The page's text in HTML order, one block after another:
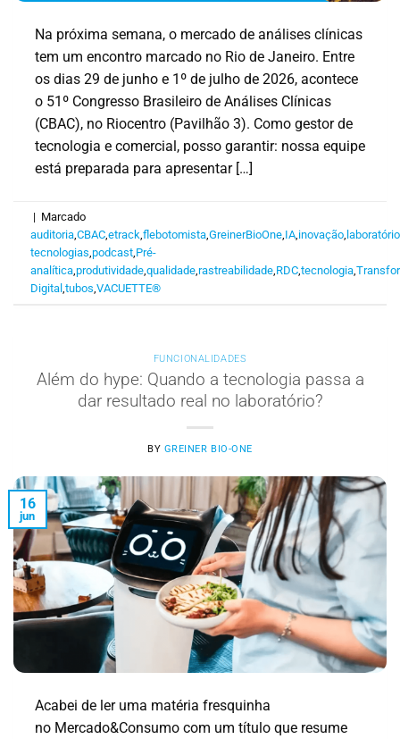
Na próxima semana, o mercado de análises clínicas
tem um encontro marcado no Rio de Janeiro. Entre
os dias 29 de junho e 1º de julho de 2026, acontece
o 51º Congresso Brasileiro de Análises Clínicas
(CBAC), no Riocentro (Pavilhão 3). Como gestor de
tecnologia e comercial, posso garantir: nossa equipe
está preparada para apresentar […]
| Marcado
auditoria ,CBAC ,etrack ,flebotomista ,GreinerBioOne IA inovação laboratório
tecnologias ,podcast Pré-
analítica ,produtividade ,qualidade ,rastreabilidade RDC ,tecnologia ,
Digital ,tubos ,VACUETTE®
FUNCIONALIDADES
Além do hype: Quando a tecnologia passa a
dar resultado real no laboratório?
BY GREINER BIO-ONE
16
jun
Acabei de ler uma matéria fresquinha
no Mercado&Consumo com um título que resume